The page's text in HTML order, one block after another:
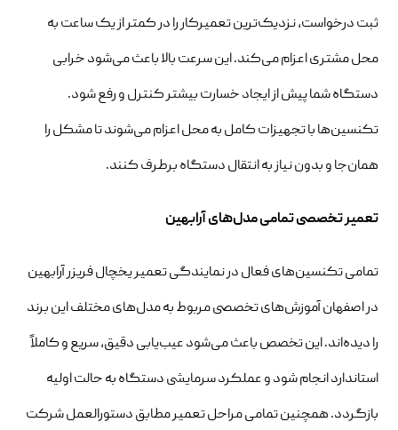
ثبت درخواست، نزدیک‌ترین تعمیرکار را در کمتر از یک ساعت به
محل مشتری اعزام می‌کند. این سرعت بالا باعث می‌شود خرابی
دستگاه شما پیش از ایجاد خسارت بیشتر کنترل و رفع شود.
تکنسین‌ها با تجهیزات کامل به محل اعزام می‌شوند تا مشکل را
همان‌جا و بدون نیاز به انتقال دستگاه برطرف کنند.
تعمیر تخصصی تمامی مدل‌های آرابهین
تمامی تکنسین‌های فعال در نمایندگی تعمیر یخچال فریزر آرابهین
در اصفهان آموزش‌های تخصصی مربوط به مدل‌های مختلف این برند
را دیده‌اند. این تخصص باعث می‌شود عیب‌یابی دقیق، سریع و کاملاً
استاندارد انجام شود و عملکرد سرمایشی دستگاه به حالت اولیه
بازگردد. همچنین تمامی مراحل تعمیر مطابق دستورالعمل شرکت